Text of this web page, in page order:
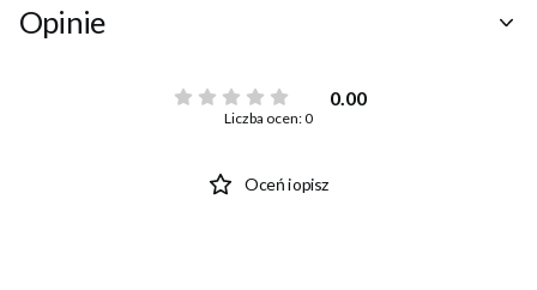
Opinie
0.00
Liczba ocen: 0
Oceń i opisz